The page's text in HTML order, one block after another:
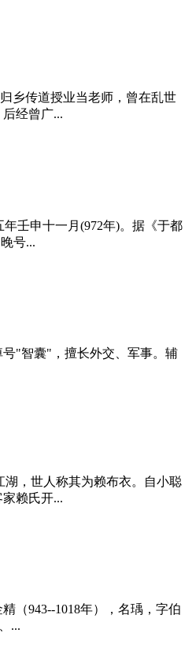
乡传道授业当老师，曾在乱世
经曾广...
壬申十一月(972年)。据《于都
号...
"智囊"，擅长外交、军事。辅
湖，世人称其为赖布衣。自小聪
赖氏开...
（943--1018年），名瑀，字伯
...